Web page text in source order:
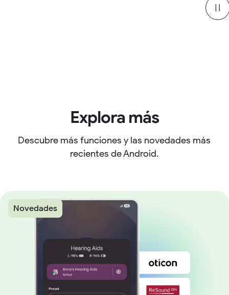
Explora más
Descubre más funciones y las novedades más
recientes de Android.
Novedades